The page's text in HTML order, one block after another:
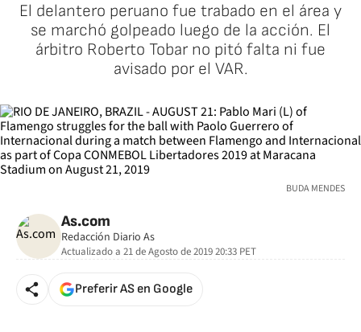
El delantero peruano fue trabado en el área y
se marchó golpeado luego de la acción. El
árbitro Roberto Tobar no pitó falta ni fue
avisado por el VAR.
BUDA MENDES
As.com
Redacción Diario As
Actualizado a 21 de Agosto de 2019 20:33 PET
Preferir AS en Google